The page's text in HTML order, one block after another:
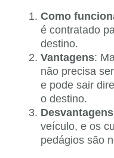
Como
é contratado
destino.
Vantagens:
não precisa
e pode sair
o destino.
Desvantagens
veículo, e os
pedágios são